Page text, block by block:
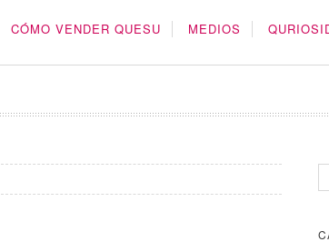
CÓMO VENDER QUESU MEDIOS